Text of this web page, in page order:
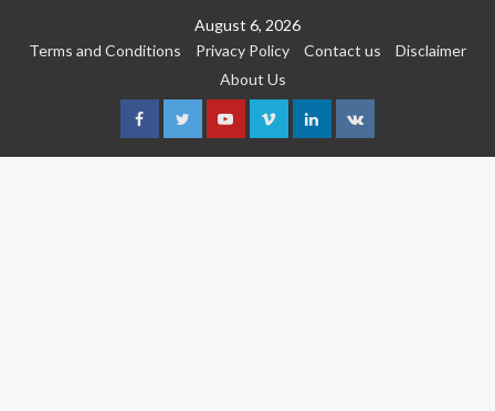
August 6, 2026
Terms and Conditions
Privacy Policy Contact us
Disclaimer
About Us
FacebookTwitterYoutubeVimeoLinkedin
VK